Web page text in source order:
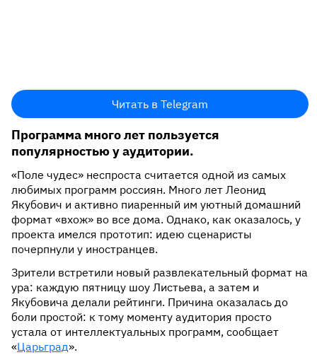
Читать в Telegram
Программа много лет пользуется
популярностью у аудитории.
«Поле чудес» неспроста считается одной из самых
любимых программ россиян. Много лет Леонид
Якубович и активно пиаренный им уютный домашний
формат «вхож» во все дома. Однако, как оказалось, у
проекта имелся прототип: идею сценаристы
почерпнули у иностранцев.
Зрители встретили новый развлекательный формат на
ура: каждую пятницу шоу Листьева, а затем и
Якубовича делали рейтинги. Причина оказалась до
боли простой: к тому моменту аудитория просто
устала от интеллектуальных программ, сообщает
«Царьград».